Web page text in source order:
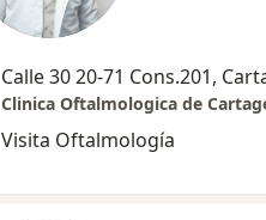
Calle 30 20-71 Cons.201,
Clinica Oftalmologica de
Visita Oftalmología